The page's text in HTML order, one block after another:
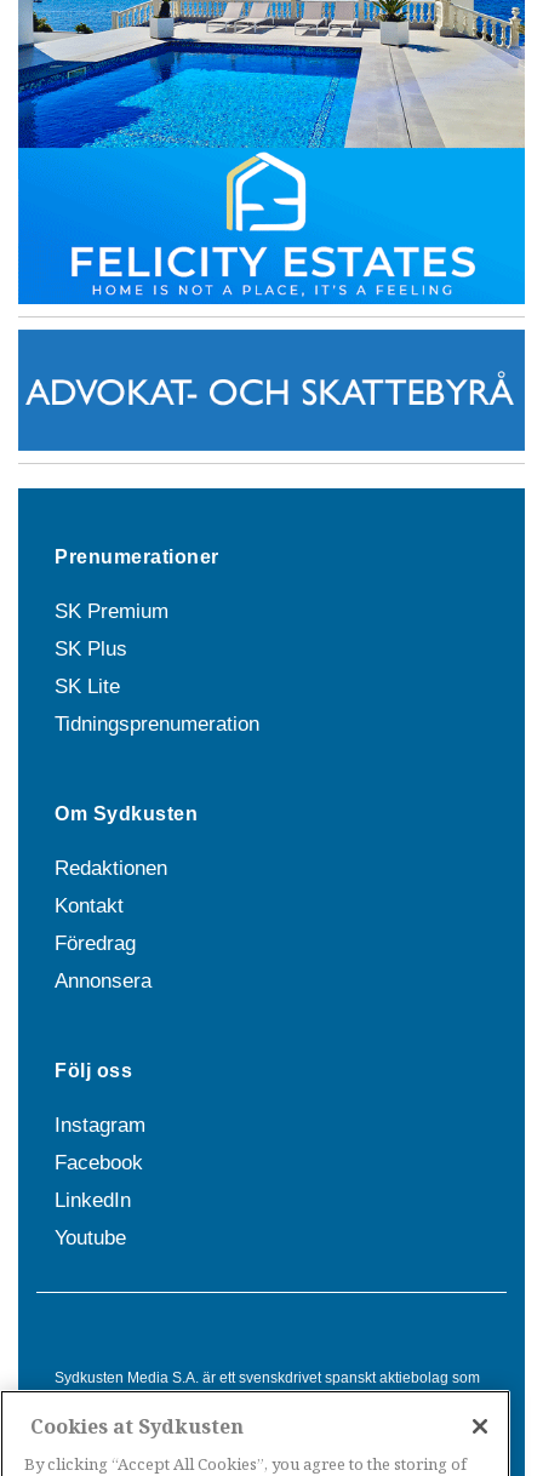
Prenumerationer
SK Premium
SK Plus
SK Lite
Tidningsprenumeration
Om Sydkusten
Redaktionen
Kontakt
Föredrag
Annonsera
Följ oss
Instagram
Facebook
LinkedIn
Youtube
Sydkusten Media S.A. är ett svenskdrivet spanskt aktiebolag som
Spanien. Genom nyhetsbevakning av hela Spanien, med bas på
Cookies at Sydkusten
By clicking “Accept All Cookies”, you agree to the storing of